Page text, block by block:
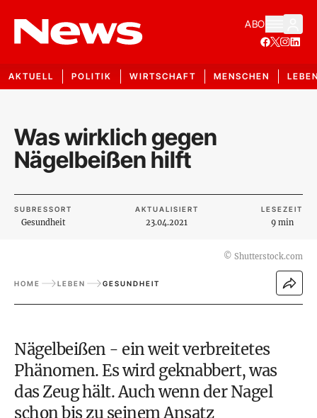
ABO
AKTUELL POLITIK WIRTSCHAFT MENSCHEN
Was wirklich gegen
Nägelbeißen hilft
SUBRESSORT
Gesundheit
AKTUALISIERT
23.04.2021
LESEZEIT
9 min
© Shutterstock.com
HOME LEBEN GESUNDHEIT
Nägelbeißen - ein weit verbreitetes
Phänomen. Es wird geknabbert, was
das Zeug hält. Auch wenn der Nagel
schon bis zu seinem Ansatz